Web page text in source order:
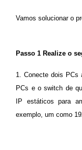
Vamos solucionar o
Passo 1 Realize o
1. Conecte dois PCs
PCs e o switch de
IP estáticos para
exemplo, um como